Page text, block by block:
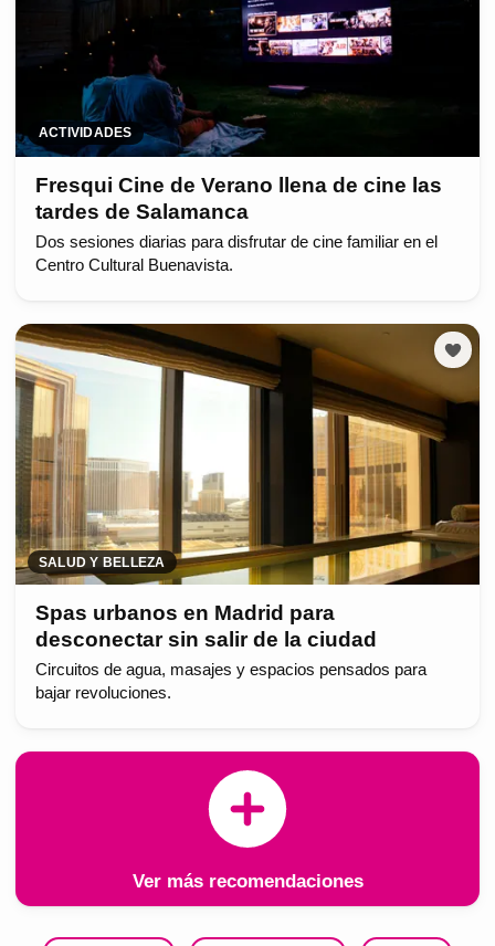
ACTIVIDADES
Fresqui Cine de Verano llena de cine las
tardes de Salamanca
Dos sesiones diarias para disfrutar de cine familiar en el
Centro Cultural Buenavista.
SALUD Y BELLEZA
Spas urbanos en Madrid para
desconectar sin salir de la ciudad
Circuitos de agua, masajes y espacios pensados para
bajar revoluciones.
Ver más recomendaciones